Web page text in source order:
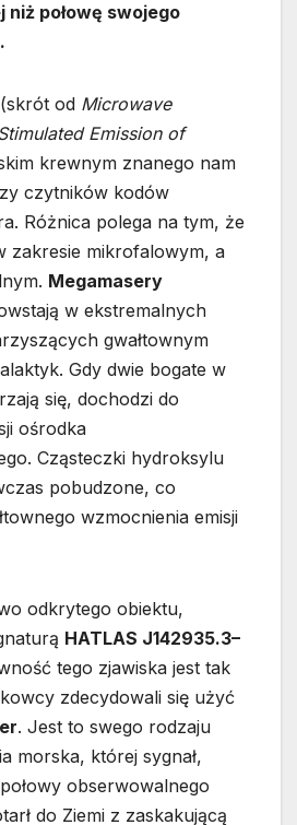
niż połowę swojego
od Microwave
Emission of
krewnym znanego nam
czytników kodów
Różnica polega na tym, że
zakresie mikrofalowym, a
Megamasery
w ekstremalnych
gwałtownym
Gdy dwie bogate w
się, dochodzi do
ośrodka
Cząsteczki hydroksylu
pobudzone, co
wzmocnienia emisji
odkrytego obiektu,
HATLAS J142935.3–
tego zjawiska jest tak
zdecydowali się użyć
. Jest to swego rodzaju
morska, której sygnał,
obserwowalnego
do Ziemi z zaskakującą